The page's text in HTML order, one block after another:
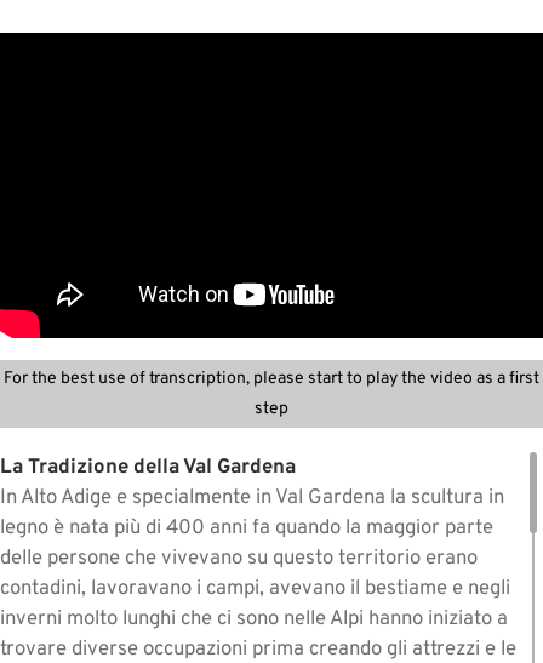
For the best use of transcription, please start to play the video as a first
step
La Tradizione della Val Gardena
In Alto Adige e specialmente in Val Gardena la scultura in
legno è nata più di 400 anni fa quando la maggior parte
delle persone che vivevano su questo territorio erano
contadini, lavoravano i campi, avevano il bestiame e negli
inverni molto lunghi che ci sono nelle Alpi hanno iniziato a
trovare diverse occupazioni prima creando gli attrezzi e le